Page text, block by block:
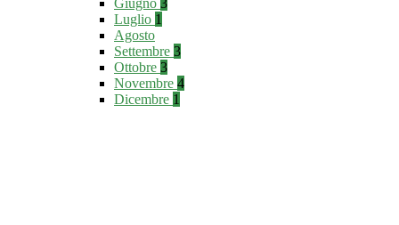
Giugno 3
Luglio 1
Agosto
Settembre 3
Ottobre 3
Novembre 4
Dicembre 1